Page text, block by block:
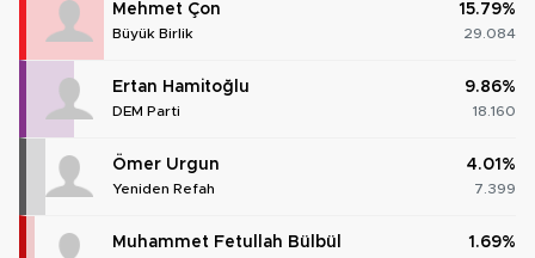
Mehmet Çon
Büyük Birlik
15.79%
29.084
Ertan Hamitoğlu
DEM Parti
9.86%
18.160
Ömer Urgun
Yeniden Refah
4.01%
7.399
Muhammet Fetullah Bülbül 1.69%